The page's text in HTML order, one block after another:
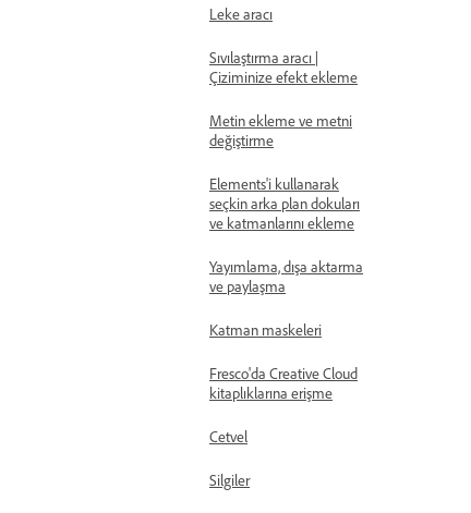
Leke aracı
Sıvılaştırma aracı |
Çiziminize efekt ekleme
Metin ekleme ve metni
değiştirme
Elements'i kullanarak
seçkin arka plan dokuları
ve katmanlarını ekleme
Yayımlama, dışa aktarma
ve paylaşma
Katman maskeleri
Fresco'da Creative Cloud
kitaplıklarına erişme
Cetvel
Silgiler